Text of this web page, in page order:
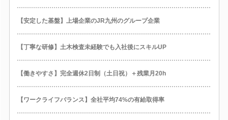
【安定した基盤】上場企業のJR九州のグループ企業
【丁寧な研修】土木検査未経験でも入社後にスキルUP
【働きやすさ】完全週休2日制（土日祝）＋残業月20h
【ワークライフバランス】全社平均74%の有給取得率